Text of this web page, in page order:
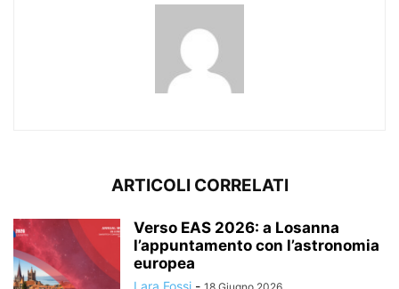
ARTICOLI CORRELATI
Verso EAS 2026: a Losanna
l’appuntamento con l’astronomia
europea
Lara Fossi -